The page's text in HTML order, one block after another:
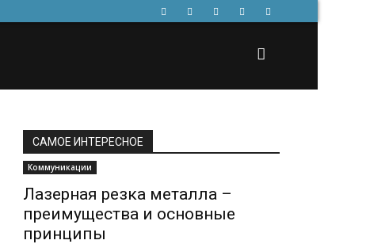
САМОЕ ИНТЕРЕСНОЕ
Коммуникации
Лазерная резка металла –
преимущества и основные
принципы